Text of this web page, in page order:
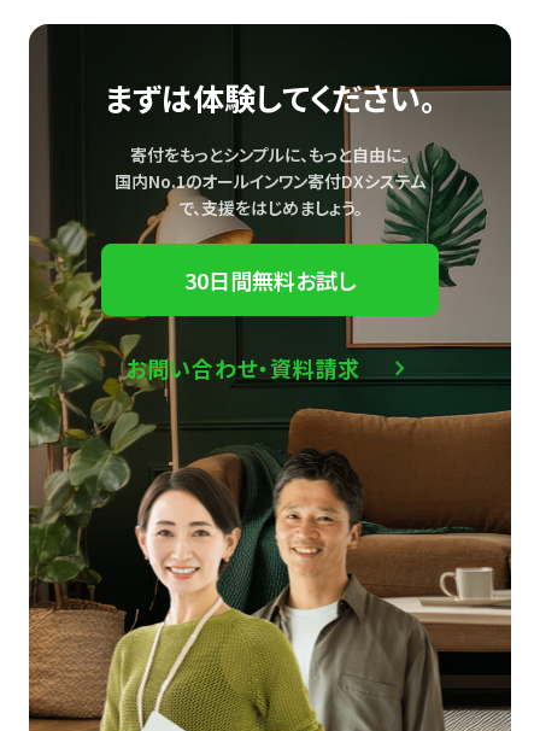
まずは体験してください。
寄付をもっとシンプルに、もっと自由に。
国内No.1のオールインワン寄付DXシステム
で、支援をはじめましょう。
30日間無料お試し
お問い合わせ・資料請求